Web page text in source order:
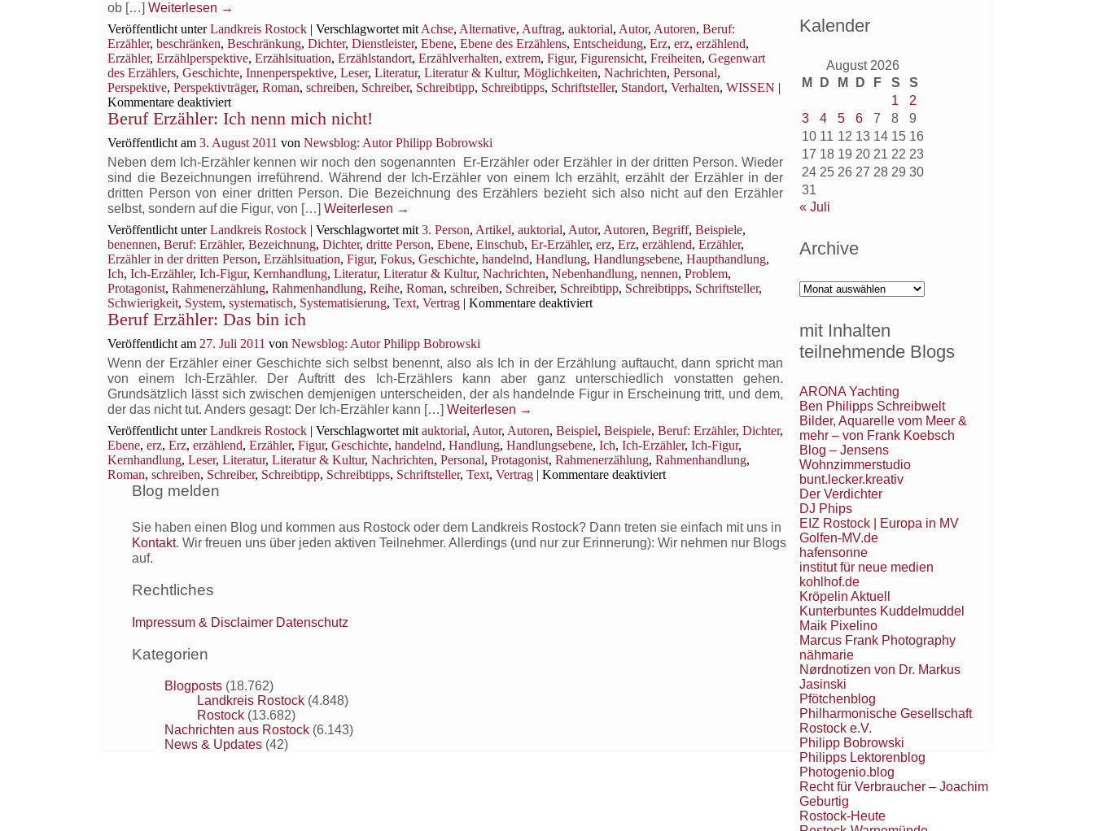
ob […] Weiterlesen →
Veröffentlicht unter Landkreis Rostock | Verschlagwortet mit Achse, Alternative, Auftrag, auktorial, Autor, Autoren, Beruf:
Erzähler, beschränken, Beschränkung, Dichter, Dienstleister, Ebene, Ebene des Erzählens, Entscheidung, Erz, erz, erzählend,
Erzähler, Erzählperspektive, Erzählsituation, Erzählstandort, Erzählverhalten, extrem, Figur, Figurensicht, Freiheiten, Gegenwart
des Erzählers, Geschichte, Innenperspektive, Leser, Literatur, Literatur & Kultur, Möglichkeiten, Nachrichten, Personal,
Perspektive, Perspektivträger, Roman, schreiben, Schreiber, Schreibtipp, Schreibtipps, Schriftsteller, Standort, Verhalten, WISSEN |
Kommentare deaktiviertfür
Beruf
Wissensbeschränkung
Beruf Erzähler: Ich nenn mich nicht!
Veröffentlicht am 3. August 2011 von Newsblog: Autor Philipp Bobrowski
Neben dem Ich-Erzähler kennen wir noch den sogenannten Er-Erzähler oder Erzähler in der dritten Person. Wieder
sind die Bezeichnungen irreführend. Während der Ich-Erzähler von einem Ich erzählt, erzählt der Erzähler in der
dritten Person von einer dritten Person. Die Bezeichnung des Erzählers bezieht sich also nicht auf den Erzähler
selbst, sondern auf die Figur, von […] Weiterlesen →
Veröffentlicht unter Landkreis Rostock | Verschlagwortet mit 3. Person, Artikel, auktorial, Autor, Autoren, Begriff, Beispiele,
benennen, Beruf: Erzähler, Bezeichnung, Dichter, dritte Person, Ebene, Einschub, Er-Erzähler, erz, Erz, erzählend, Erzähler,
Erzähler in der dritten Person, Erzählsituation, Figur, Fokus, Geschichte, handelnd, Handlung, Handlungsebene, Haupthandlung,
Ich, Ich-Erzähler, Ich-Figur, Kernhandlung, Literatur, Literatur & Kultur, Nachrichten, Nebenhandlung, nennen, Problem,
Protagonist, Rahmenerzählung, Rahmenhandlung, Reihe, Roman, schreiben, Schreiber, Schreibtipp, Schreibtipps, Schriftsteller,
Schwierigkeit, System, systematisch, Systematisierung, Text, Vertrag | Kommentare deaktiviertfür
nenn
mich
nicht!
Beruf Erzähler: Das bin ich
Veröffentlicht am 27. Juli 2011 von Newsblog: Autor Philipp Bobrowski
Wenn der Erzähler einer Geschichte sich selbst benennt, also als Ich in der Erzählung auftaucht, dann spricht man
von einem Ich-Erzähler. Der Auftritt des Ich-Erzählers kann aber ganz unterschiedlich vonstatten gehen.
Grundsätzlich lässt sich zwischen demjenigen unterscheiden, der als handelnde Figur in Erscheinung tritt, und dem,
der das nicht tut. Anders gesagt: Der Ich-Erzähler kann […] Weiterlesen →
Veröffentlicht unter Landkreis Rostock | Verschlagwortet mit auktorial, Autor, Autoren, Beispiel, Beispiele, Beruf: Erzähler, Dichter,
Ebene, erz, Erz, erzählend, Erzähler, Figur, Geschichte, handelnd, Handlung, Handlungsebene, Ich, Ich-Erzähler, Ich-Figur,
Kernhandlung, Leser, Literatur, Literatur & Kultur, Nachrichten, Personal, Protagonist, Rahmenerzählung, Rahmenhandlung,
Roman, schreiben, Schreiber, Schreibtipp, Schreibtipps, Schriftsteller, Text, Vertrag | Kommentare deaktiviertfür
bin
ich
Kalender
August 2026
M
D M D F S
S
1
2
3
4 5 6 7 8
9
10 11 12 13 14 15 16
17 18 19 20 21 22 23
24 25 26 27 28 29 30
31
« Juli
Archive
Archive
mit Inhalten
teilnehmende Blogs
ARONA Yachting
Ben Philipps Schreibwelt
Bilder, Aquarelle vom Meer &
mehr – von Frank Koebsch
Blog – Jensens
Wohnzimmerstudio
bunt.lecker.kreativ
Der Verdichter
DJ Phips
EIZ Rostock | Europa in MV
Golfen-MV.de
hafensonne
institut für neue medien
kohlhof.de
Kröpelin Aktuell
Kunterbuntes Kuddelmuddel
Maik Pixelino
Marcus Frank Photography
nähmarie
Nørdnotizen von Dr. Markus
Jasinski
Pfötchenblog
Philharmonische Gesellschaft
Rostock e.V.
Philipp Bobrowski
Philipps Lektorenblog
Photogenio.blog
Recht für Verbraucher – Joachim
Geburtig
Rostock-Heute
Blog melden
Sie haben einen Blog und kommen aus Rostock oder dem Landkreis Rostock? Dann treten sie einfach mit uns in
Kontakt. Wir freuen uns über jeden aktiven Teilnehmer. Allerdings (und nur zur Erinnerung): Wir nehmen nur Blogs
auf.
Rechtliches
Impressum & Disclaimer Datenschutz
Kategorien
Blogposts (18.762)
Landkreis Rostock (4.848)
Rostock (13.682)
Nachrichten aus Rostock (6.143)
News & Updates (42)